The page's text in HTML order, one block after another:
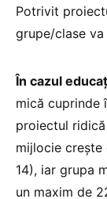
Potrivit
grupe/clase
În cazul
mică cuprinde
proiectul ridică
mijlocie crește
14), iar grupa
un maxim de